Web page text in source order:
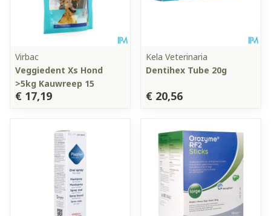
Virbac
Veggiedent Xs Hond
>5kg Kauwreep 15
€ 17,19
Kela Veterinaria
Dentihex Tube 20g
€ 20,56